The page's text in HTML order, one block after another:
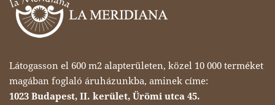
Látogasson el 600 m2 alapterületen, közel 10 000 terméket
magában foglaló áruházunkba, aminek címe:
1023 Budapest, II. kerület, Ürömi utca 45.